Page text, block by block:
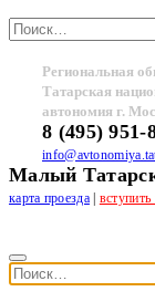
Региональная
Татарская
автономия г.
8 (495) 951-
Малый
карта проезда|